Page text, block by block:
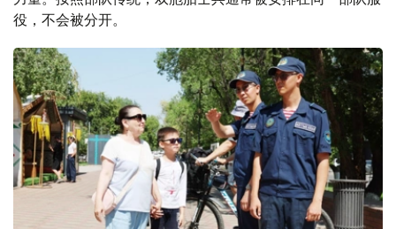
役，不会被分开。